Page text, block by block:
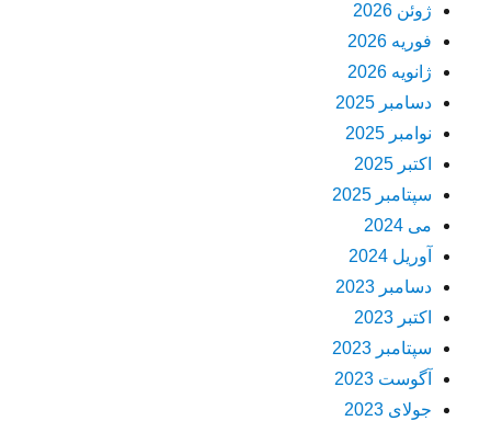
ژوئن 2026
فوریه 2026
ژانویه 2026
دسامبر 2025
نوامبر 2025
اکتبر 2025
سپتامبر 2025
می 2024
آوریل 2024
دسامبر 2023
اکتبر 2023
سپتامبر 2023
آگوست 2023
جولای 2023